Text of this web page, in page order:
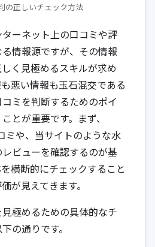
の正しいチェック方法
ーネット上の口コミや評
情報源ですが、その情報
く見極めるスキルが求め
悪い情報も玉石混交である
ミを判断するためのポイ
とが重要です。まず、
ミや、当サイトのような水
ビューを確認するのが基
横断的にチェックすること
が見えてきます。
極めるための具体的なチ
の通りです。